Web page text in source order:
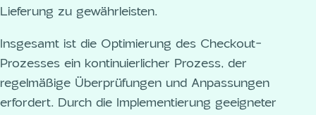
Lieferung zu gewährleisten.
Insgesamt ist die Optimierung des Checkout-
Prozesses ein kontinuierlicher Prozess, der
regelmäßige Überprüfungen und Anpassungen
erfordert. Durch die Implementierung geeigneter